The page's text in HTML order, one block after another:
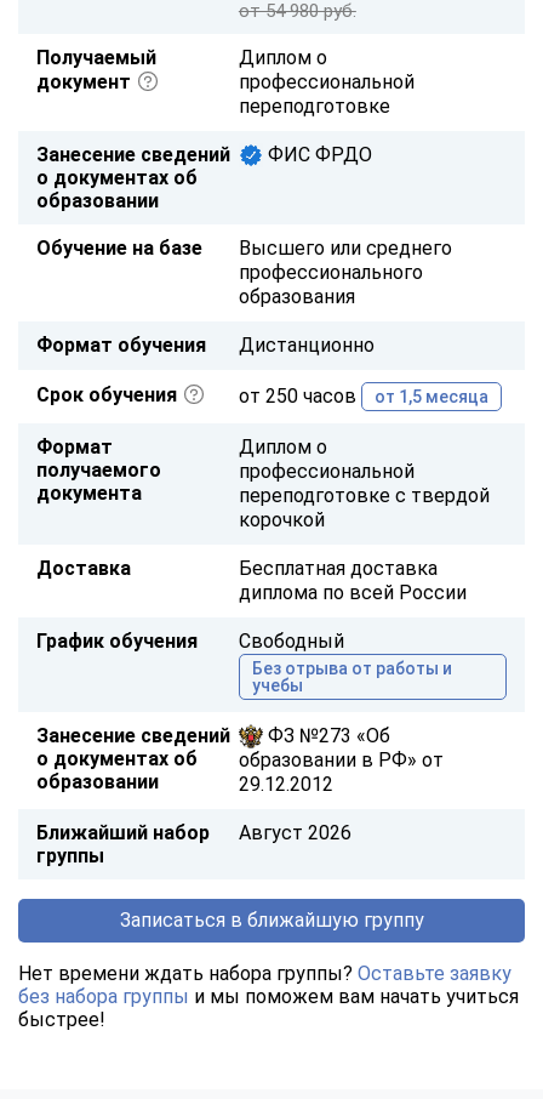
от 54 980 руб.
Получаемый
документ
Диплом о
профессиональной
переподготовке
Занесение сведений
о документах об
образовании
ФИС ФРДО
Обучение на базе
Высшего или среднего
профессионального
образования
Формат обучения Дистанционно
Срок обучения от 250 часов от 1,5 месяца
Формат
получаемого
документа
Диплом о
профессиональной
переподготовке с твердой
корочкой
Доставка
Бесплатная доставка
диплома по всей России
График обучения Свободный
Без отрыва от работы и
учебы
Занесение сведений
о документах об
образовании
ФЗ №273 «Об
образовании в РФ» от
29.12.2012
Ближайший набор
группы
Август 2026
Записаться в ближайшую группу
Нет времени ждать набора группы? Оставьте заявку
без набора группы и мы поможем вам начать учиться
быстрее!